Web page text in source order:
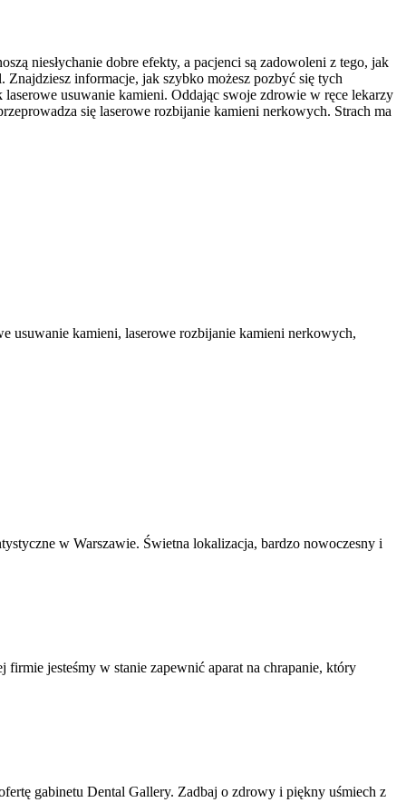
niesłychanie dobre efekty, a pacjenci są zadowoleni z tego, jak
informacje, jak szybko możesz pozbyć się tych
usuwanie kamieni. Oddając swoje zdrowie w ręce lekarzy
się laserowe rozbijanie kamieni nerkowych. Strach ma
usuwanie kamieni, laserowe rozbijanie kamieni nerkowych,
w Warszawie. Świetna lokalizacja, bardzo nowoczesny i
firmie jesteśmy w stanie zapewnić aparat na chrapanie, który
gabinetu Dental Gallery. Zadbaj o zdrowy i piękny uśmiech z